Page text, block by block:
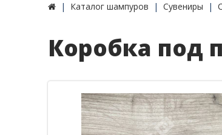
Каталог шампуров Сувениры
Коробка под